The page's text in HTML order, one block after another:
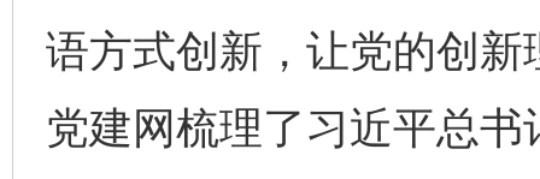
语方式创新，让党的创新
党建网梳理了习近平总